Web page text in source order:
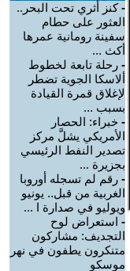
-كنز أثري تحت البحر..
العثور على حطام
سفينة رومانية عمرها
أكث ...
- رحلة تابعة لخطوط
ألاسكا الجوية تضطر
لإغلاق قمرة القيادة
بسبب ...
- خبراء: الحصار
الأمريكي يشلَّ مركز
تصدير النفط الرئيسي
بجزيرة ...
- رقم لم تسجله أوروبا
الغربية من قبل.. يونيو
ويوليو في صدارة ا ...
- استعراض لوح
التجديف: مشاركون
متنكرون يطفون في نهر
موسكو